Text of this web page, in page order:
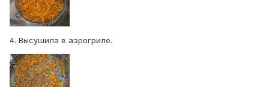
4. Высушила в аэрогриле.